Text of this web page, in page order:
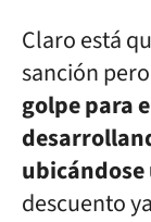
Claro está
sanción
golpe para
descuento